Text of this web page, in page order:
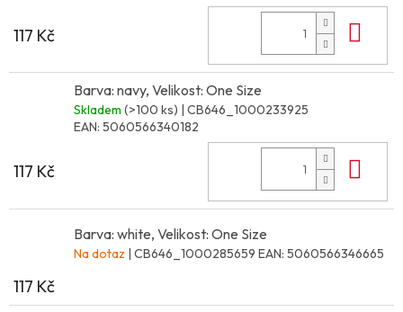
117 Kč
Barva: navy, Velikost: One Size
Skladem (>100 ks) | CB646_1000233925
EAN: 5060566340182
117 Kč
Barva: white, Velikost: One Size
Na dotaz | CB646_1000285659 EAN: 5060566346665
117 Kč